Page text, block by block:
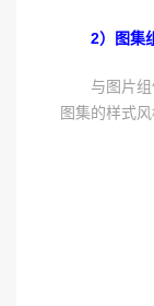
2）图集
与图片组
图集的样式